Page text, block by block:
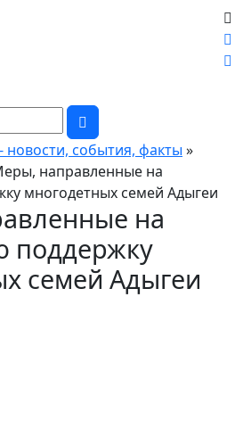
новости, события, факты »
направленные на
многодетных семей Адыгеи
на
поддержку
семей Адыгеи